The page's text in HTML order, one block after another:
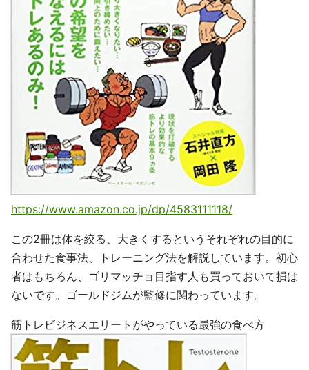
https://www.amazon.co.jp/dp/4583111118/
この2冊は体を絞る、大きくするというそれぞれの目的に
合わせた食事法、トレーニング法を解説しています。初心
者はもちろん、ゴリマッチョ目指す人も買っておいて損は
ないです。ゴールドジムが監修に関わっています。
筋トレビジネスエリートがやっている最強の食べ方